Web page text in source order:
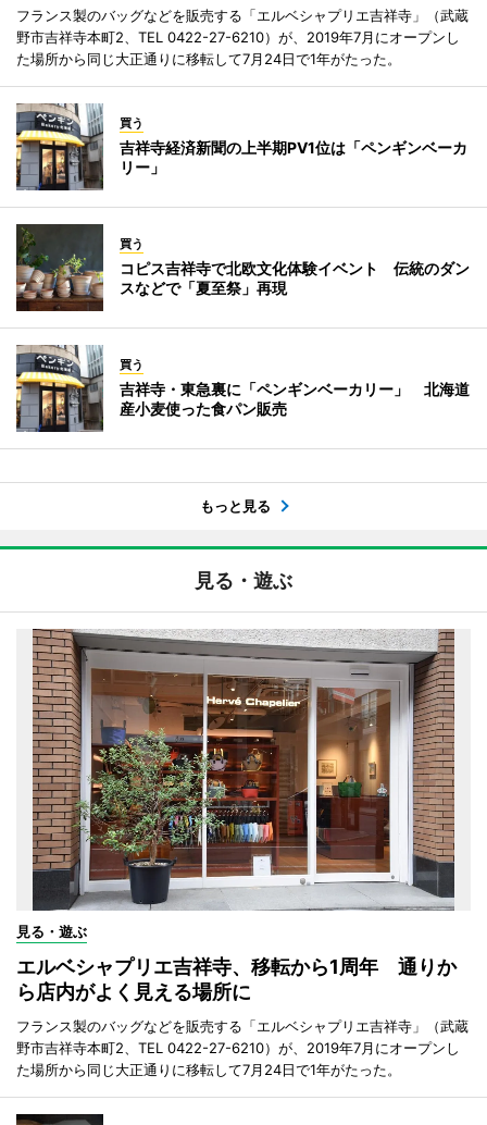
フランス製のバッグなどを販売する「エルベシャプリエ吉祥寺」（武蔵
野市吉祥寺本町2、TEL 0422-27-6210）が、2019年7月にオープンし
た場所から同じ大正通りに移転して7月24日で1年がたった。
買う
吉祥寺経済新聞の上半期PV1位は「ペンギンベーカ
リー」
買う
コピス吉祥寺で北欧文化体験イベント 伝統のダン
スなどで「夏至祭」再現
買う
吉祥寺・東急裏に「ペンギンベーカリー」 北海道
産小麦使った食パン販売
もっと見る
見る・遊ぶ
見る・遊ぶ
エルベシャプリエ吉祥寺、移転から1周年 通りか
ら店内がよく見える場所に
フランス製のバッグなどを販売する「エルベシャプリエ吉祥寺」（武蔵
野市吉祥寺本町2、TEL 0422-27-6210）が、2019年7月にオープンし
た場所から同じ大正通りに移転して7月24日で1年がたった。